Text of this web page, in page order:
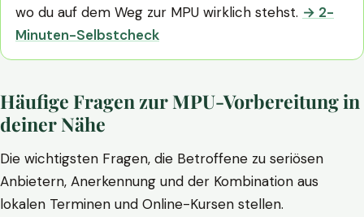
wo du auf dem Weg zur MPU wirklich stehst. → 2-
Minuten-Selbstcheck
Häufige Fragen zur MPU-Vorbereitung in
deiner Nähe
Die wichtigsten Fragen, die Betroffene zu seriösen
Anbietern, Anerkennung und der Kombination aus
lokalen Terminen und Online-Kursen stellen.